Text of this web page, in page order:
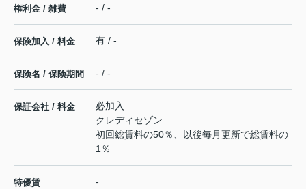
権利金 / 雑費 - / -
保険加入 / 料金 有 / -
保険名 / 保険期間 - / -
保証会社 / 料金
必加入
クレディセゾン
初回総賃料の50％、以後毎月更新で総賃料の
1％
特優賃 -